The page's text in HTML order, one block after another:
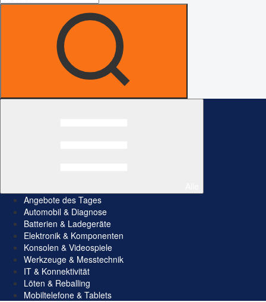
Angebote des Tages
Automobil & Diagnose
Batterien & Ladegeräte
Elektronik & Komponenten
Konsolen & Videospiele
Werkzeuge & Messtechnik
IT & Konnektivität
Löten & Reballing
Mobiltelefone & Tablets